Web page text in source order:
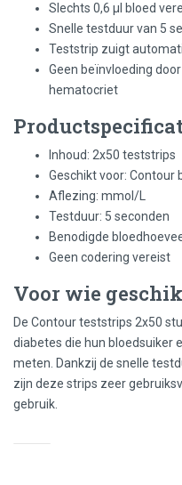
Slechts 0,6 µl bloed
Snelle testduur van 5
Teststrip zuigt
Geen beïnvloeding
hematocriet
Inhoud: 2x50 teststrips
Geschikt voor: Contour
Aflezing: mmol/L
Testduur: 5 seconden
Benodigde
Geen codering vereist
Voor wie
De Contour teststrips 2x50
diabetes die hun bloedsuiker
meten. Dankzij de snelle
zijn deze strips zeer
gebruik.